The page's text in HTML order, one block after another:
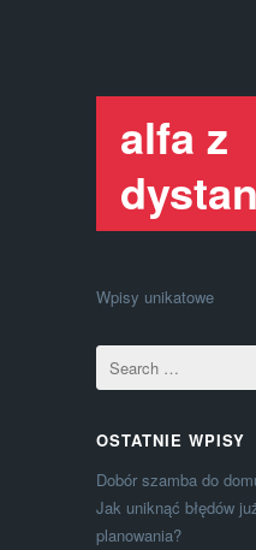
alfa z
Wpisy unikatowe
OSTATNIE WPISY
Dobór szamba do
Jak uniknąć błędów
planowania?